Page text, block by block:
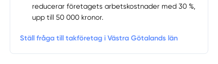
reducerar företagets arbetskostnader med 30 %,
upp till 50 000 kronor.
Ställ fråga till takföretag i Västra Götalands län